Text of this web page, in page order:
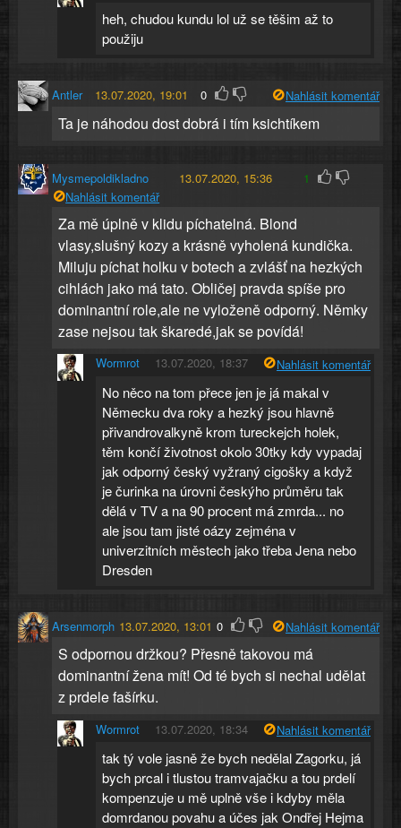
heh, chudou kundu lol už se těšim až to
použiju
Antler 13.07.2020, 19:01 0 Nahlásit komentář
Ta je náhodou dost dobrá i tím ksichtíkem
Mysmepoldikladno 13.07.2020, 15:36
1
Nahlásit komentář
Za mě úplně v klidu píchatelná. Blond
vlasy,slušný kozy a krásně vyholená kundička.
Miluju píchat holku v botech a zvlášť na hezkých
cihlách jako má tato. Obličej pravda spíše pro
dominantní role,ale ne vyloženě odporný. Němky
zase nejsou tak škaredé,jak se povídá!
Wormrot 13.07.2020, 18:37 Nahlásit komentář
No něco na tom přece jen je já makal v
Německu dva roky a hezký jsou hlavně
přivandrovalkyně krom tureckejch holek,
těm končí životnost okolo 30tky kdy vypadaj
jak odporný český vyžraný cigošky a když
je čurinka na úrovni českýho průměru tak
dělá v TV a na 90 procent má zmrda... no
ale jsou tam jisté oázy zejména v
univerzitních městech jako třeba Jena nebo
Dresden
Arsenmorph 13.07.2020, 13:01 0 Nahlásit komentář
S odpornou držkou? Přesně takovou má
dominantní žena mít! Od té bych si nechal udělat
z prdele fašírku.
Wormrot 13.07.2020, 18:34 Nahlásit komentář
tak tý vole jasně že bych nedělal Zagorku, já
bych prcal i tlustou tramvajačku a tou prdelí
kompenzuje u mě uplně vše i kdyby měla
domrdanou povahu a účes jak Ondřej Hejma